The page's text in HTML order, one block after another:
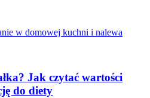
Jak czytać wartości
do diety